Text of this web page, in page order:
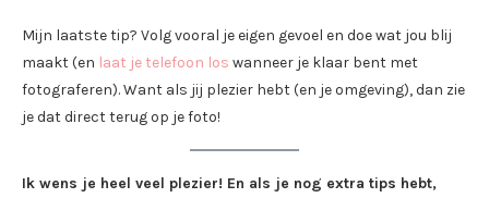
Mijn laatste tip? Volg vooral je eigen gevoel en doe wat jou blij
maakt (en laat je telefoon los wanneer je klaar bent met
fotograferen). Want als jij plezier hebt (en je omgeving), dan zie
je dat direct terug op je foto!
Ik wens je heel veel plezier! En als je nog extra tips hebt,